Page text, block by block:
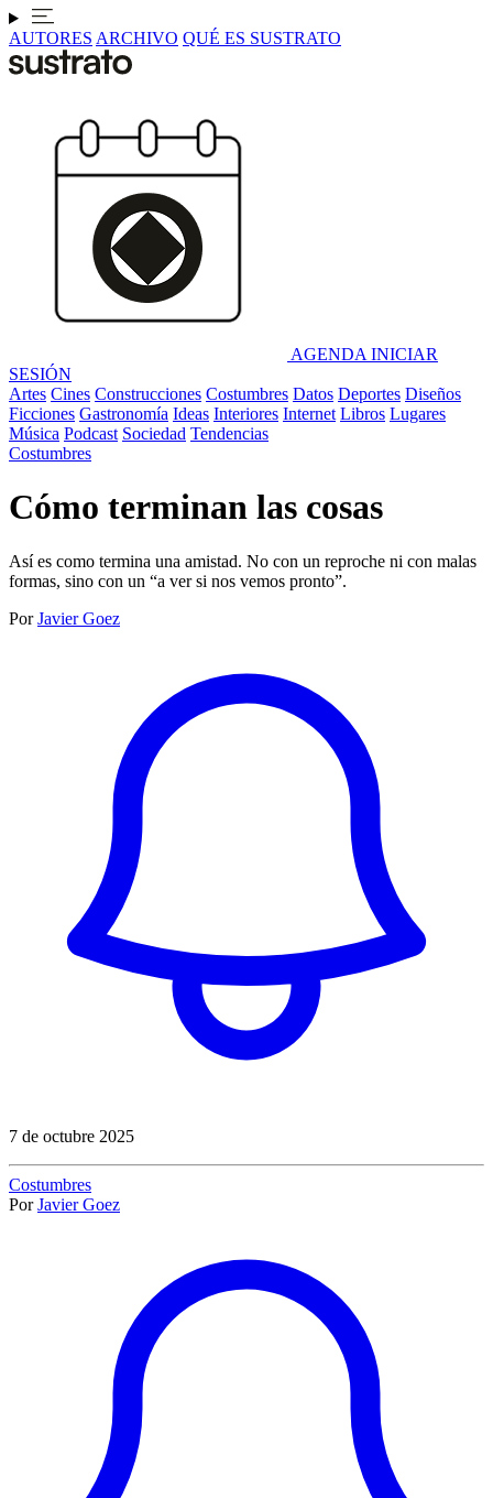
AUTORES ARCHIVO QUÉ ES SUSTRATO
AGENDA INICIAR
SESIÓN
Artes Cines Construcciones Costumbres Datos Deportes Diseños
Ficciones Gastronomía Ideas Interiores Internet Libros Lugares
Música Podcast Sociedad Tendencias
Costumbres
Cómo terminan las cosas
Así es como termina una amistad. No con un reproche ni con malas
formas, sino con un “a ver si nos vemos pronto”.‍
Por Javier Goez
7 de octubre 2025
Costumbres
Por Javier Goez